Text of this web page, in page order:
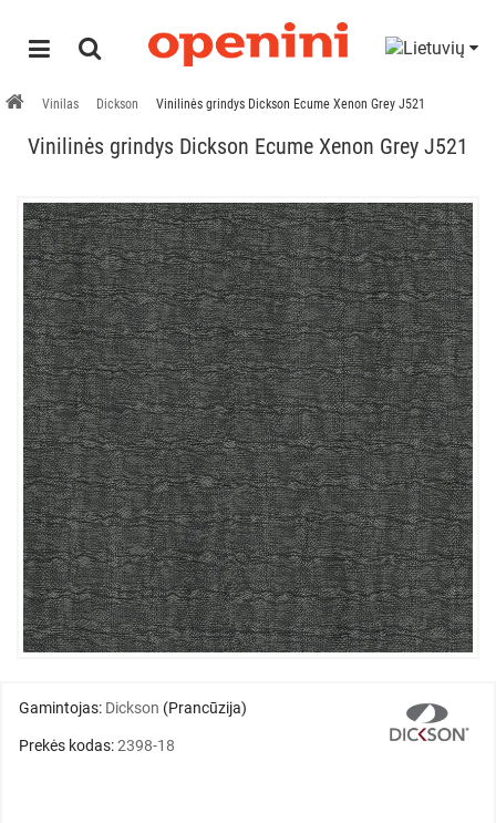
Vinilas Dickson Vinilinės grindys Dickson Ecume Xenon Grey J521
Vinilinės grindys Dickson Ecume Xenon Grey J521
Gamintojas: Dickson (Prancūzija)
Prekės kodas:2398-18